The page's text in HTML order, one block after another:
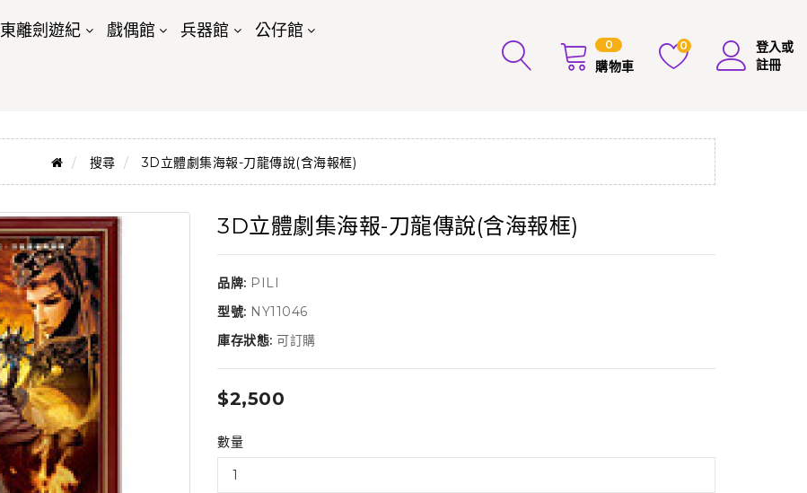
東離劍遊紀 戲偶館 兵器館 公仔館
0
購物車
0
登入或
註冊
搜尋 3D立體劇集海報-刀龍傳說(含海報框)
3D立體劇集海報-刀龍傳說(含海報框)
品牌: PILI
型號: NY11046
庫存狀態: 可訂購
$2,500
數量